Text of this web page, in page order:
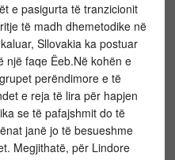
e pasigurta të tranzicionit
të madh dhemetodike në
Sllovakia ka postuar
një faqe Ëeb.Në kohën e
perëndimore e të
e reja të lira për hapjen
se të pafajshmit do të
janë jo të besueshme
Megjithatë, për Lindore